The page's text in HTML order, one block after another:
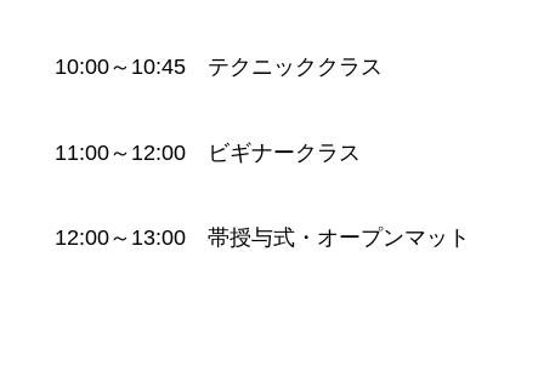
10:00～10:45 テクニッククラス
11:00～12:00 ビギナークラス
12:00～13:00 帯授与式・オープンマット